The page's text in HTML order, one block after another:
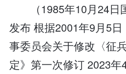
（1985年10月24
发布 根据2001年9月5
事委员会关于修改〈征
定》第一次修订 2023